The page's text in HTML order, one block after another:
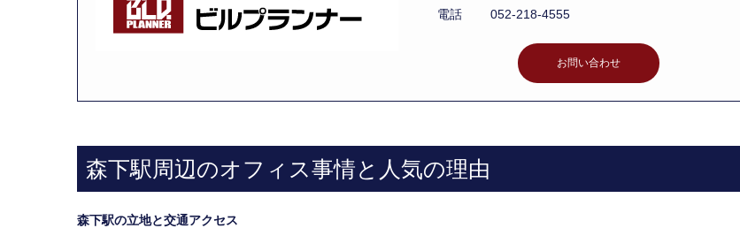
電話
052-218-4555
お問い合わせ
森下駅周辺のオフィス事情と人気の理由
森下駅の立地と交通アクセス